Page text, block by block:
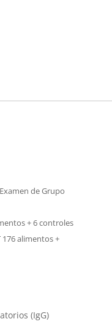
de Grupo
+ 6 controles
176 alimentos +
(IgG)